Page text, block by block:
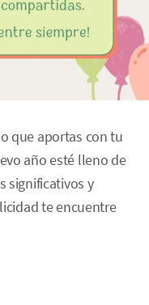
que aportas con tu
año esté lleno de
significativos y
te encuentre